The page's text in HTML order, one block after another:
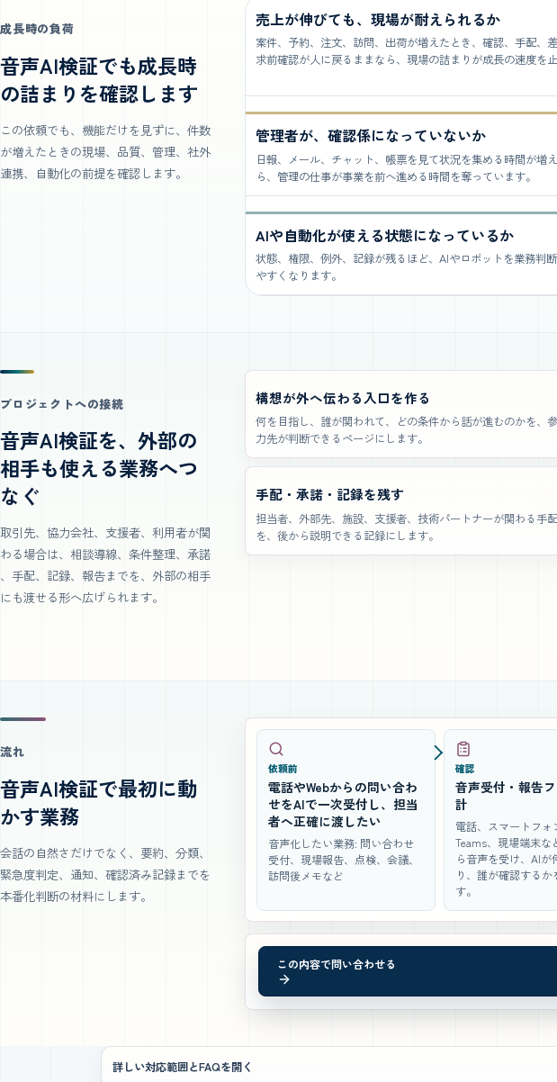
成長時の負荷
音声AI検証でも成長時
の詰まりを確認します
この依頼でも、機能だけを見ずに、件数
が増えたときの現場、品質、管理、社外
連携、自動化の前提を確認します。
売上が伸びても、現場が耐えられるか
案件、予約、注文、訪問、出荷が増えたとき、確認、手配、
求前確認が人に戻るままなら、現場の詰まりが成長の速度を止
管理者が、確認係になっていないか
日報、メール、チャット、帳票を見て状況を集める時間が増
ら、管理の仕事が事業を前へ進める時間を奪っています。
AIや自動化が使える状態になっているか
状態、権限、例外、記録が残るほど、AIやロボットを業務判
やすくなります。
プロジェクトへの接続
音声AI検証を、外部の
相手も使える業務へつ
なぐ
取引先、協力会社、支援者、利用者が関
わる場合は、相談導線、条件整理、承諾
、手配、記録、報告までを、外部の相手
にも渡せる形へ広げられます。
構想が外へ伝わる入口を作る
何を目指し、誰が関われて、どの条件から話が進むのかを、
力先が判断できるページにします。
手配・承諾・記録を残す
担当者、外部先、施設、支援者、技術パートナーが関わる手
を、後から説明できる記録にします。
流れ
音声AI検証で最初に動
かす業務
会話の自然さだけでなく、要約、分類、
緊急度判定、通知、確認済み記録までを
本番化判断の材料にします。
依頼前
電話やWebからの問い合わ
せをAIで一次受付し、担当
者へ正確に渡したい
音声化したい業務: 問い合わせ
受付、現場報告、点検、会議、
訪問後メモなど
確認
音声受付・報告
計
電話、スマートフォ
Teams、現場端末な
ら音声を受け、AIが
り、誰が確認するか
す。
この内容で問い合わせる
詳しい対応範囲とFAQを開く